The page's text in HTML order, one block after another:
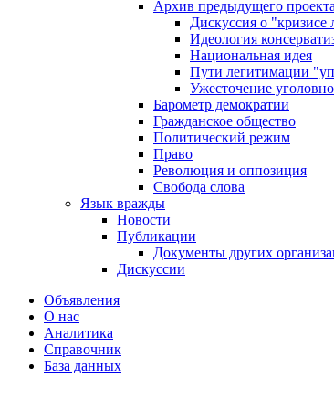
Архив предыдущего
Дискуссия о "кризисе
Идеология
Национальная идея
Пути легитимации
Ужесточение
Барометр демократии
Гражданское общество
Политический режим
Право
Революция и оппозиция
Свобода слова
Язык вражды
Новости
Публикации
Документы других
Дискуссии
Объявления
О нас
Аналитика
Справочник
База данных